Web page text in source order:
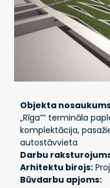
Objekta
„Rīga”” termināla
komplektācija,
autostāvvieta
Darbu
Arhitektu birojs:
Būvdarbu apjoms: